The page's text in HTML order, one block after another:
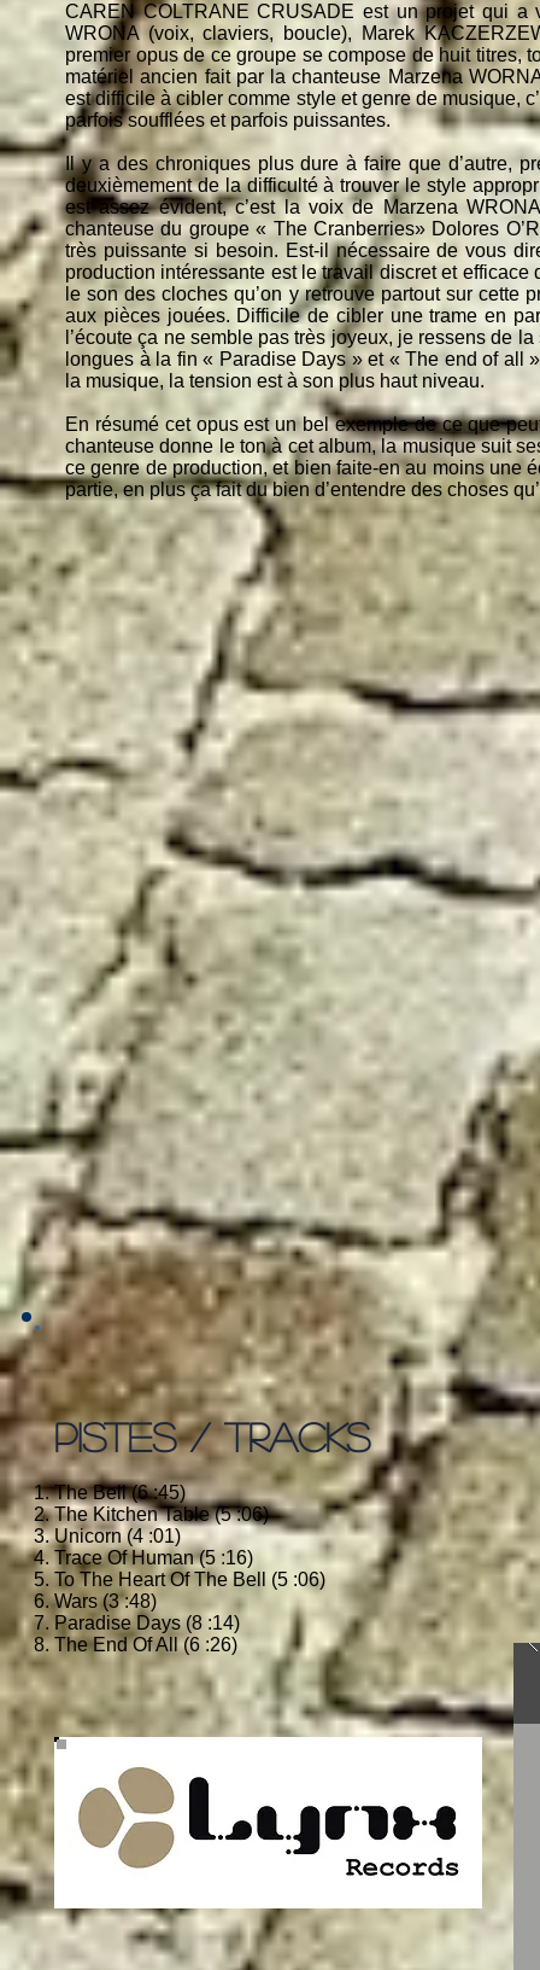
CAREN COLTRANE CRUSADE est un projet qui
WRONA (voix, claviers, boucle), Marek
premier opus de ce groupe se compose de huit titres,
matériel ancien fait par la chanteuse Marzena
est difficile à cibler comme style et genre de musique,
parfois soufflées et parfois puissantes.
Il y a des chroniques plus dure à faire que d’autre,
deuxièmement de la difficulté à trouver le style
est assez évident, c’est la voix de Marzena
chanteuse du groupe « The Cranberries» Dolores
très puissante si besoin. Est-il nécessaire de vous
production intéressante est le travail discret et
le son des cloches qu’on y retrouve partout sur cette
aux pièces jouées. Difficile de cibler une trame en
l’écoute ça ne semble pas très joyeux, je ressens de
longues à la fin « Paradise Days » et « The end of all
la musique, la tension est à son plus haut niveau.
En résumé cet opus est un bel exemple de ce que
chanteuse donne le ton à cet album, la musique suit
ce genre de production, et bien faite-en au moins une
partie, en plus ça fait du bien d’entendre des choses
PISTES / TRACKS
The Bell (6 :45)
The Kitchen Table (5 :06)
Unicorn (4 :01)
Trace Of Human (5 :16)
To The Heart Of The Bell (5 :06)
Wars (3 :48)
Paradise Days (8 :14)
The End Of All (6 :26)